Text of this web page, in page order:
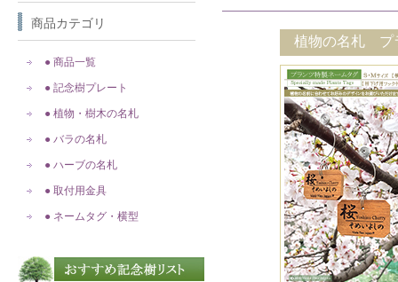
植物の名札 プ
商品カテゴリ
● 商品一覧
● 記念樹プレート
● 植物・樹木の名札
● バラの名札
● ハーブの名札
● 取付用金具
● ネームタグ・横型